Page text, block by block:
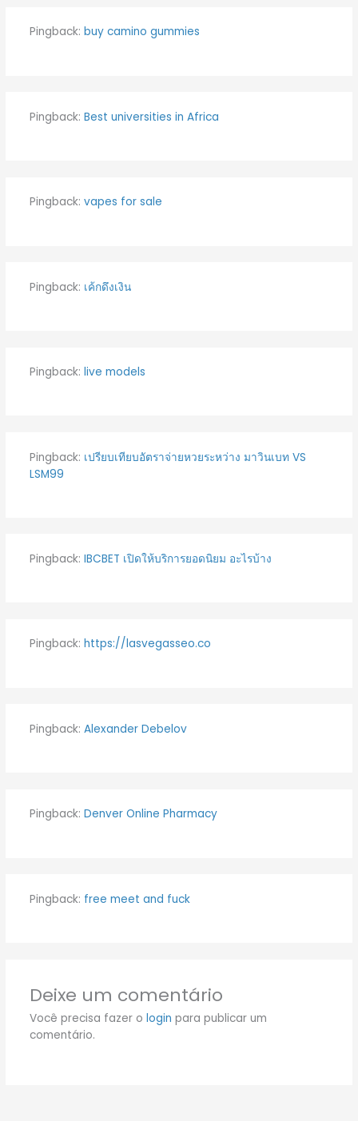
Pingback: buy camino gummies
Pingback: Best universities in Africa
Pingback: vapes for sale
Pingback: เค้กดึงเงิน
Pingback: live models
Pingback: เปรียบเทียบอัตราจ่ายหวยระหว่าง มาวินเบท VS
LSM99
Pingback: IBCBET เปิดให้บริการยอดนิยม อะไรบ้าง
Pingback: https://lasvegasseo.co
Pingback: Alexander Debelov
Pingback: Denver Online Pharmacy
Pingback: free meet and fuck
Deixe um comentário
Você precisa fazer o login para publicar um
comentário.